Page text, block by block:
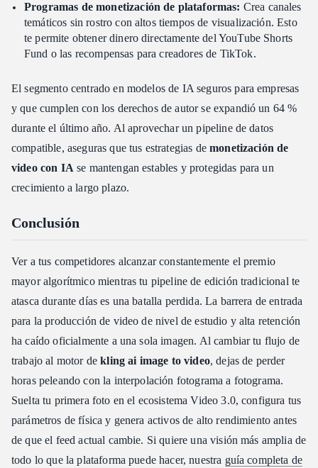
Programas de monetización de plataformas: Crea canales
temáticos sin rostro con altos tiempos de visualización. Esto
te permite obtener dinero directamente del YouTube Shorts
Fund o las recompensas para creadores de TikTok.
El segmento centrado en modelos de IA seguros para empresas
y que cumplen con los derechos de autor se expandió un 64 %
durante el último año. Al aprovechar un pipeline de datos
compatible, aseguras que tus estrategias demonetización de
video con IA se mantengan estables y protegidas para un
crecimiento a largo plazo.
Conclusión
Ver a tus competidores alcanzar constantemente el premio
mayor algorítmico mientras tu pipeline de edición tradicional te
atasca durante días es una batalla perdida. La barrera de entrada
para la producción de video de nivel de estudio y alta retención
ha caído oficialmente a una sola imagen. Al cambiar tu flujo de
trabajo al motor dekling ai image to video, dejas de perder
horas peleando con la interpolación fotograma a fotograma.
Suelta tu primera foto en el ecosistema Video 3.0, configura tus
parámetros de física y genera activos de alto rendimiento antes
de que el feed actual cambie. Si quiere una visión más amplia de
todo lo que la plataforma puede hacer, nuestra guía completa de